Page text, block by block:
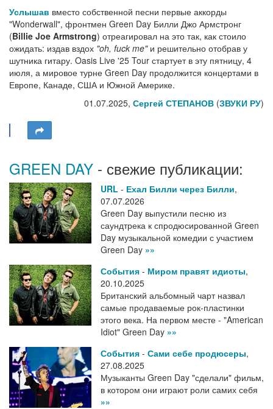
Услышав вместо собственной песни первые аккорды
"Wonderwall", фронтмен Green Day Билли Джо Армстронг
(Billie Joe Armstrong) отреагировал на это так, как стоило
ожидать: издав вздох "oh, fuck me"и решительно отобрав у
шутника гитару. Oasis Live '25 Tour стартует в эту пятницу, 4
июля, а мировое турне Green Day продолжится концертами в
Европе, Канаде, США и Южной Америке.
01.07.2025, Сергей СТЕПАНОВ (ЗВУКИ РУ)
GREEN DAY - свежие публикации:
URL - Ехал Билли через Билли,
07.07.2026
Green Day выпустили песню из
саундтрека к спродюсированной Green
Day музыкальной комедии с участием
Green Day »»
События - Миром правят идиоты,
20.10.2025
Британский альбомный чарт назвал
самые продаваемые рок-пластинки
этого века. На первом месте - "American
Idiot" Green Day »»
События - Сами себе продюсеры,
27.08.2025
Музыканты Green Day "сделали" фильм,
в котором они играют роли самих себя
»»